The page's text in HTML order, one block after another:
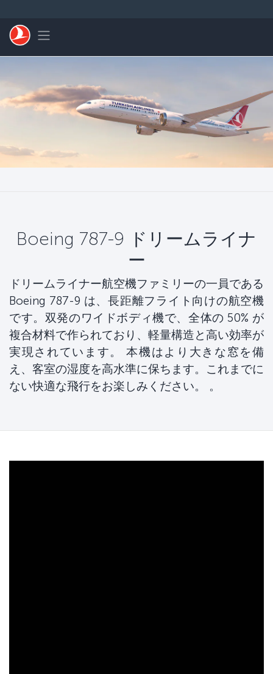
Toggle navigation
Boeing 787-9 ドリームライナ
ー
ドリームライナー航空機ファミリーの一員である
Boeing 787-9 は、長距離フライト向けの航空機
です。双発のワイドボディ機で、全体の 50% が
複合材料で作られており、軽量構造と高い効率が
実現されています。 本機はより大きな窓を備
え、客室の湿度を高水準に保ちます。これまでに
ない快適な飛行をお楽しみください。 。